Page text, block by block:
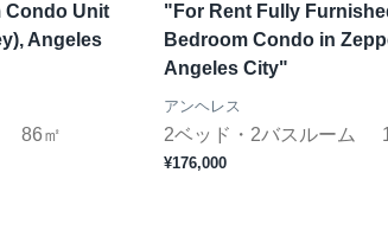
Condo Unit
Angeles
86㎡
"For Rent Fully
Bedroom Condo in
Angeles City"
アンヘレス
2ベッド・2バスルーム
¥176,000